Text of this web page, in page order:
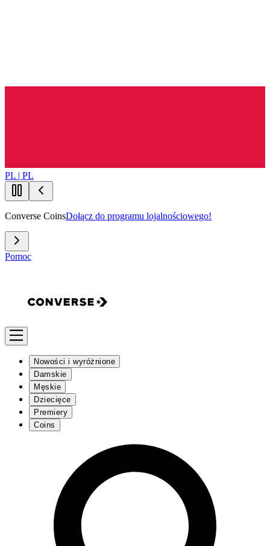
PL | PL
Converse CoinsDołącz do programu lojalnościowego!
Pomoc
Nowości i wyróżnione
Damskie
Męskie
Dziecięce
Premiery
Coins